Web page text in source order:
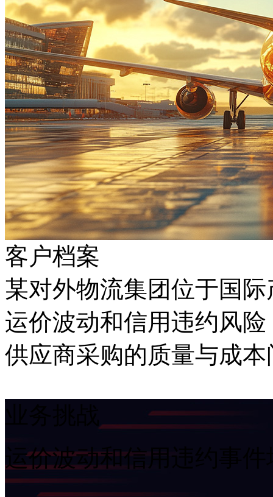
客户档案
某对外物流集团位于国际
运价波动和信用违约风险
供应商采购的质量与成本
运价波动和信用违约事件